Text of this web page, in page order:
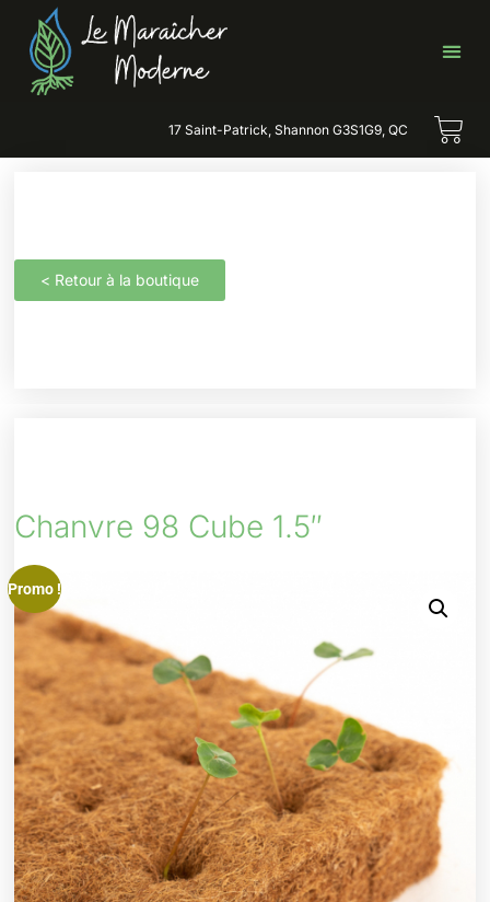
17 Saint-Patrick, Shannon G3S1G9, QC
< Retour à la boutique
Chanvre 98 Cube 1.5″
Promo !